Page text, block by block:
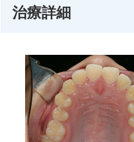
治療詳細